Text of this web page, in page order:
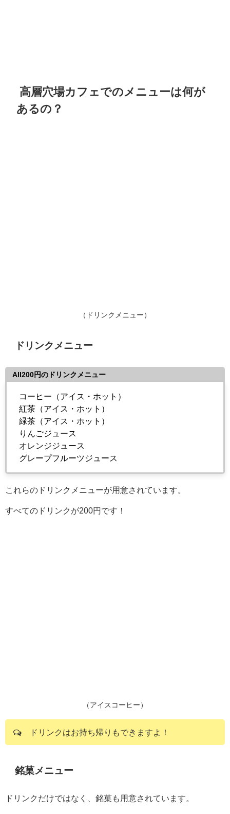
高層穴場カフェでのメニューは何が
あるの？
（ドリンクメニュー）
ドリンクメニュー
All200円のドリンクメニュー
コーヒー（アイス・ホット）
紅茶（アイス・ホット）
緑茶（アイス・ホット）
りんごジュース
オレンジジュース
グレープフルーツジュース
これらのドリンクメニューが用意されています。
すべてのドリンクが200円です！
（アイスコーヒー）
ドリンクはお持ち帰りもできますよ！
銘菓メニュー
ドリンクだけではなく、銘菓も用意されています。